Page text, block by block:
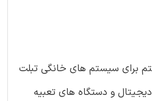
برای سیستم های خانگی تبلت
و دستگاه های تعبیه